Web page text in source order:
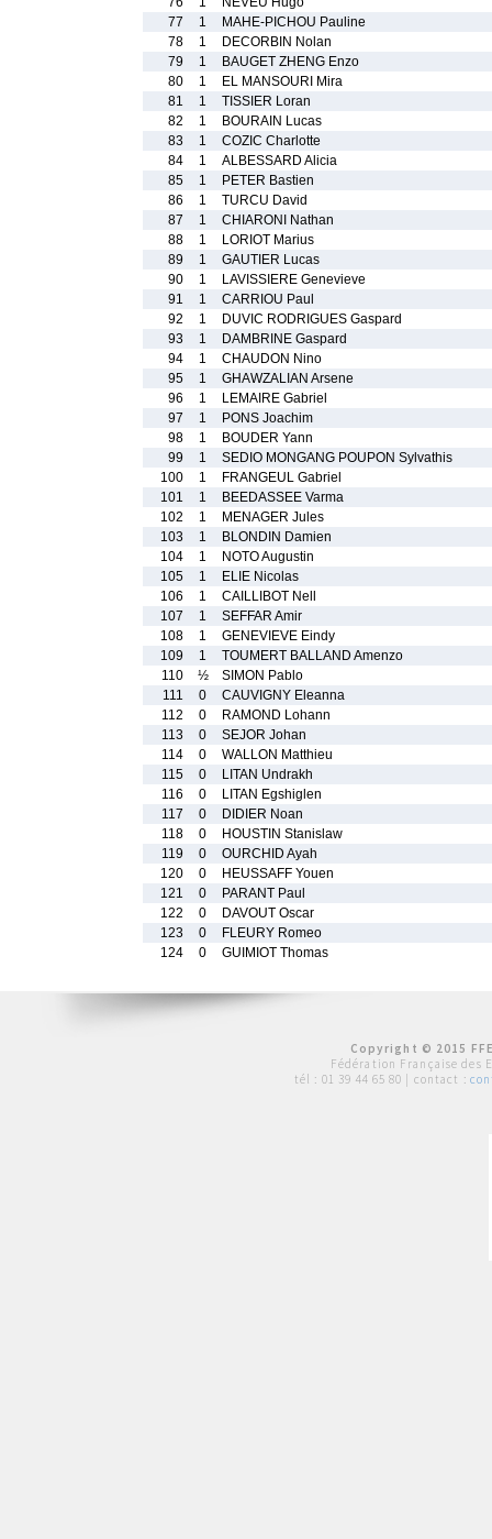
77
1
MAHE-PICHOU Pauline
78
1
DECORBIN Nolan
79
1
BAUGET ZHENG Enzo
80
1
EL MANSOURI Mira
81
1
TISSIER Loran
82
1
BOURAIN Lucas
83
1
COZIC Charlotte
84
1
ALBESSARD Alicia
85
1
PETER Bastien
86
1
TURCU David
87
1
CHIARONI Nathan
88
1
LORIOT Marius
89
1
GAUTIER Lucas
90
1
LAVISSIERE Genevieve
91
1
CARRIOU Paul
92
1
DUVIC RODRIGUES Gaspard
93
1
DAMBRINE Gaspard
94
1
CHAUDON Nino
95
1
GHAWZALIAN Arsene
96
1
LEMAIRE Gabriel
97
1
PONS Joachim
98
1
BOUDER Yann
99
1
SEDIO MONGANG POUPON Sylvathis
100
1
FRANGEUL Gabriel
101
1
BEEDASSEE Varma
102
1
MENAGER Jules
103
1
BLONDIN Damien
104
1
NOTO Augustin
105
1
ELIE Nicolas
106
1
CAILLIBOT Nell
107
1
SEFFAR Amir
108
1
GENEVIEVE Eindy
109
1
TOUMERT BALLAND Amenzo
110
½
SIMON Pablo
111
0
CAUVIGNY Eleanna
112
0
RAMOND Lohann
113
0
SEJOR Johan
114
0
WALLON Matthieu
115
0
LITAN Undrakh
116
0
LITAN Egshiglen
117
0
DIDIER Noan
118
0
HOUSTIN Stanislaw
119
0
OURCHID Ayah
120
0
HEUSSAFF Youen
121
0
PARANT Paul
122
0
DAVOUT Oscar
123
0
FLEURY Romeo
124
0 GUIMIOT Thomas
Copyright © 2015
Fédération Française des
tél : 01 39 44 65 80 | contact :